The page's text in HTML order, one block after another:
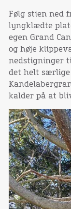
Følg stien ned
lyngklædte
egen Grand
og høje
nedstigninger
det helt
kalder på at